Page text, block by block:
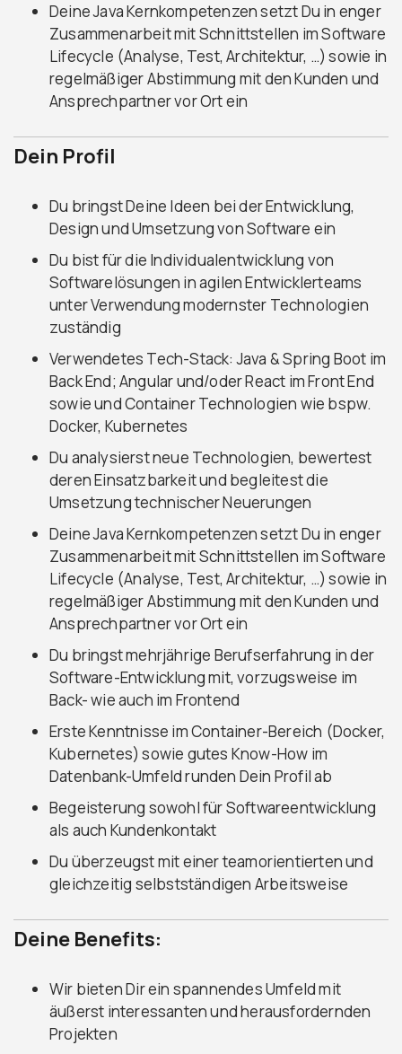
Deine Java Kernkompetenzen setzt Du in enger
Zusammenarbeit mit Schnittstellen im Software
Lifecycle (Analyse, Test, Architektur, …) sowie in
regelmäßiger Abstimmung mit den Kunden und
Ansprechpartner vor Ort ein
Dein Profil
Du bringst Deine Ideen bei der Entwicklung,
Design und Umsetzung von Software ein
Du bist für die Individualentwicklung von
Softwarelösungen in agilen Entwicklerteams
unter Verwendung modernster Technologien
zuständig
Verwendetes Tech-Stack: Java & Spring Boot im
Back End; Angular und/oder React im Front End
sowie und Container Technologien wie bspw.
Docker, Kubernetes
Du analysierst neue Technologien, bewertest
deren Einsatzbarkeit und begleitest die
Umsetzung technischer Neuerungen
Deine Java Kernkompetenzen setzt Du in enger
Zusammenarbeit mit Schnittstellen im Software
Lifecycle (Analyse, Test, Architektur, …) sowie in
regelmäßiger Abstimmung mit den Kunden und
Ansprechpartner vor Ort ein
Du bringst mehrjährige Berufserfahrung in der
Software-Entwicklung mit, vorzugsweise im
Back- wie auch im Frontend
Erste Kenntnisse im Container-Bereich (Docker,
Kubernetes) sowie gutes Know-How im
Datenbank-Umfeld runden Dein Profil ab
Begeisterung sowohl für Softwareentwicklung
als auch Kundenkontakt
Du überzeugst mit einer teamorientierten und
gleichzeitig selbstständigen Arbeitsweise
Deine Benefits:
Wir bieten Dir ein spannendes Umfeld mit
äußerst interessanten und herausfordernden
Projekten